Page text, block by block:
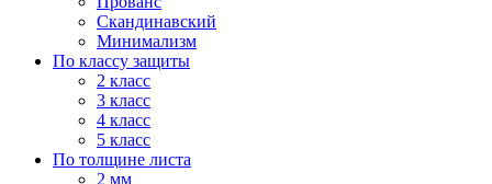
Скандинавский
Минимализм
По классу защиты
2 класс
3 класс
4 класс
5 класс
По толщине листа
2 мм